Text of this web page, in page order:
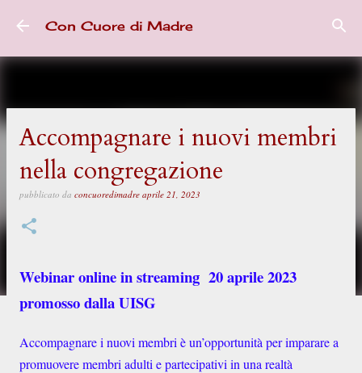
Passa ai contenuti principali
Con Cuore di Madre
Accompagnare i nuovi membri
nella congregazione
pubblicato da concuoredimadre aprile 21, 2023
Webinar online in streaming 20 aprile 2023
promosso dalla UISG
Accompagnare i nuovi membri è un’opportunità per imparare a
promuovere membri adulti e partecipativi in una realtà